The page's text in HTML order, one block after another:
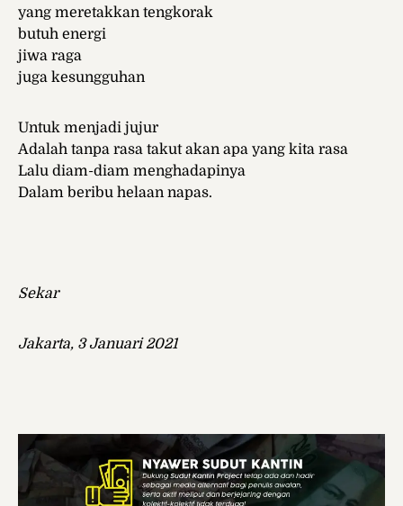
yang meretakkan tengkorak
butuh energi
jiwa raga
juga kesungguhan
Untuk menjadi jujur
Adalah tanpa rasa takut akan apa yang kita rasa
Lalu diam-diam menghadapinya
Dalam beribu helaan napas.
Sekar
Jakarta, 3 Januari 2021